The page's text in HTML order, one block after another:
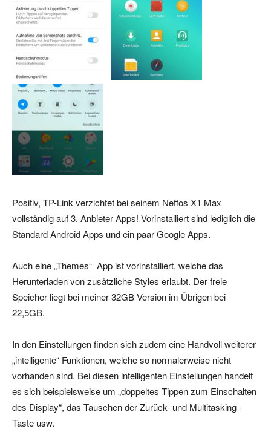
Positiv, TP-Link verzichtet bei seinem Neffos X1 Max
vollständig auf 3. Anbieter Apps! Vorinstalliert sind lediglich die
Standard Android Apps und ein paar Google Apps.
Auch eine „Themes“ App ist vorinstalliert, welche das
Herunterladen von zusätzliche Styles erlaubt. Der freie
Speicher liegt bei meiner 32GB Version im Übrigen bei
22,5GB.
In den Einstellungen finden sich zudem eine Handvoll weiterer
„intelligente“ Funktionen, welche so normalerweise nicht
vorhanden sind. Bei diesen intelligenten Einstellungen handelt
es sich beispielsweise um „doppeltes Tippen zum Einschalten
des Display“, das Tauschen der Zurück- und Multitasking -
Taste usw.